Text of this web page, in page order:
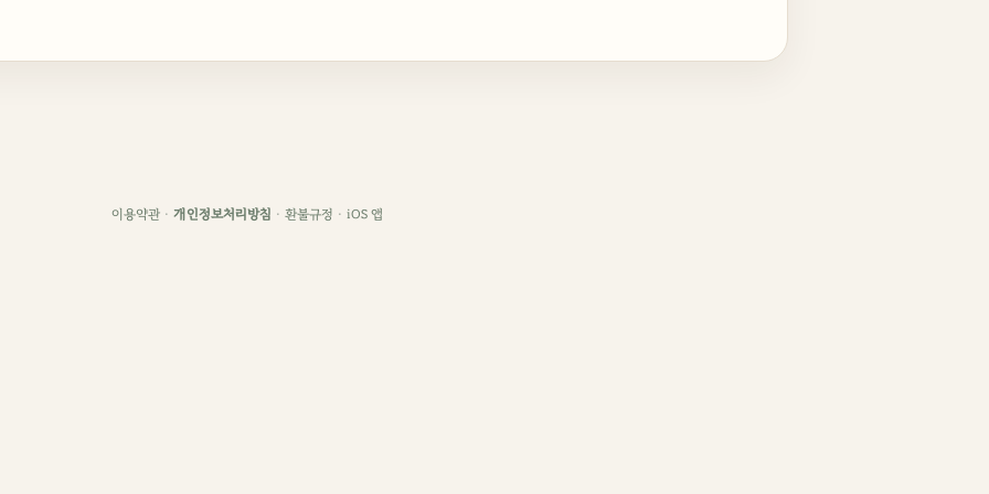
이용약관 · 개인정보처리방침 · 환불규정 · iOS 앱